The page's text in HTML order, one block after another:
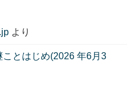
より
とはじめ(2026 年6月3